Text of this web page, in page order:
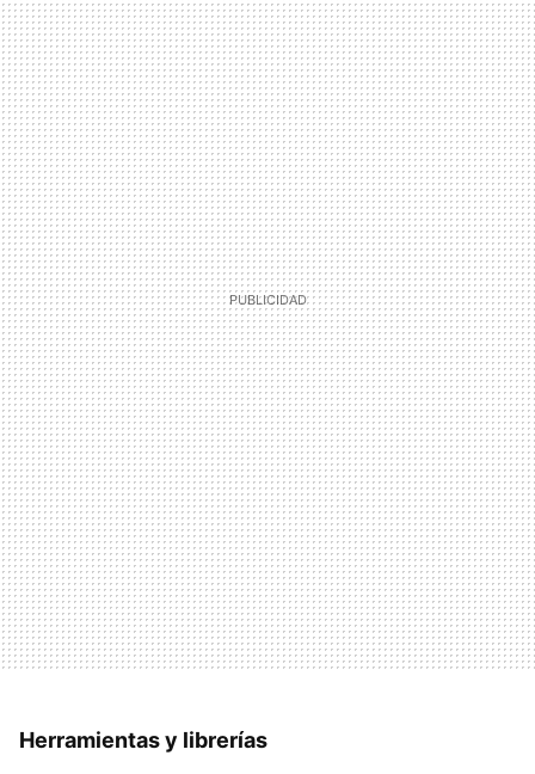
Herramientas y librerías